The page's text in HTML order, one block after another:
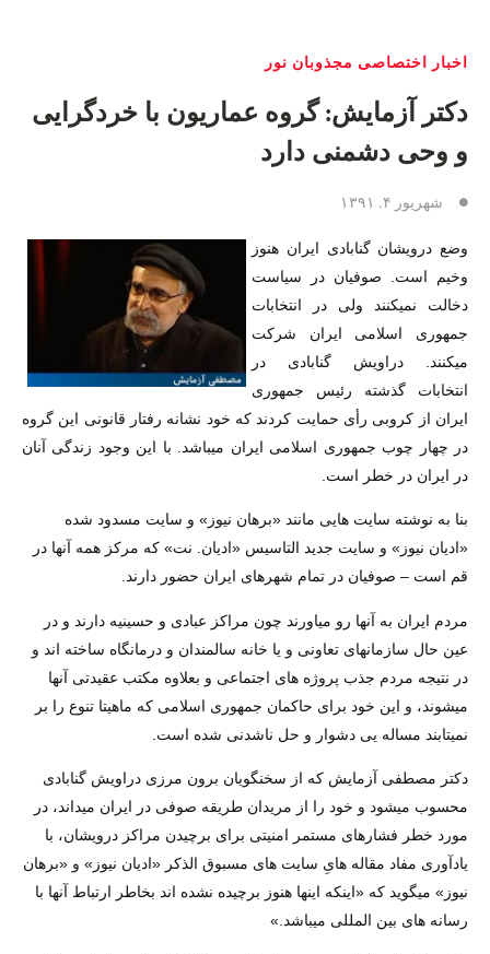
اخبار اختصاصی مجذوبان نور
دکتر آزمایش: گروه عماریون با خردگرایی
و وحی دشمنی دارد
شهریور ۴, ۱۳۹۱
وضع درويشان گنابادی ايران هنوز
وخيم است. صوفيان در سياست
دخالت نميکنند ولی در انتخابات
جمهوری اسلامی ايران شرکت
ميکنند. دراويش گنابادی در
انتخابات گذشته رئيس جمهوری
ايران از کروبی رأی حمايت کردند که خود نشانه رفتار قانونی اين گروه
در چهار چوب جمهوری اسلامی ايران ميباشد. با اين وجود زندگی آنان
در ايران در خطر است.
بنا به نوشته سايت هايی مانند «برهان نيوز» و سايت مسدود شده
«اديان نيوز» و سايت جديد التاسيس «اديان. نت» که مرکز همه آنها در
قم است – صوفيان در تمام شهرهای ايران حضور دارند.
مردم ايران به آنها رو مياورند چون مراکز عبادی و حسينيه دارند و در
عين حال سازمانهای تعاونی و يا خانه سالمندان و درمانگاه ساخته اند و
در نتيجه مردم جذب پروژه های اجتماعی و بعلاوه مکتب عقيدتی آنها
ميشوند، و اين خود برای حاکمان جمهوری اسلامی که ماهيتا تنوع را بر
نميتابند مساله يی دشوار و حل ناشدنی شده است.
دکتر مصطفی آزمايش که از سخنگويان برون مرزی دراويش گنابادی
محسوب ميشود و خود را از مريدان طريقه صوفی در ايران ميداند، در
مورد خطر فشارهای مستمر امنيتی برای برچيدن مراکز درويشان، با
يادآوری مفاد مقاله هایِ سايت های مسبوق الذکر «اديان نيوز» و «برهان
نيوز» ميگويد که «اينکه اينها هنوز برچيده نشده اند بخاطر ارتباط آنها با
رسانه های بين المللی ميباشد.»